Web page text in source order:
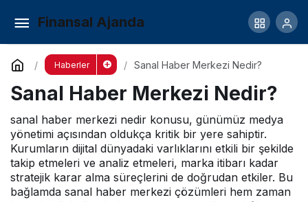
Finansal Ajanda
Haberler Sanal Haber Merkezi Nedir?
Sanal Haber Merkezi Nedir?
sanal haber merkezi nedir konusu, günümüz medya
yönetimi açısından oldukça kritik bir yere sahiptir.
Kurumların dijital dünyadaki varlıklarını etkili bir şekilde
takip etmeleri ve analiz etmeleri, marka itibarı kadar
stratejik karar alma süreçlerini de doğrudan etkiler. Bu
bağlamda sanal haber merkezi çözümleri hem zaman
Haber Kanalı Nedir?
Yorum Yap Paylaş